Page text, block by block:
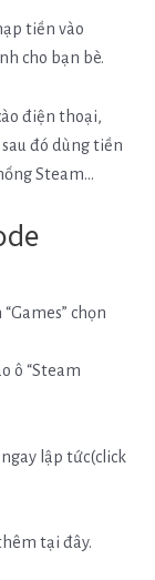
tiền vào
cho bạn bè.
điện thoại,
đó dùng tiền
Steam…
chọn
ô “Steam
lập tức(click
tại đây.